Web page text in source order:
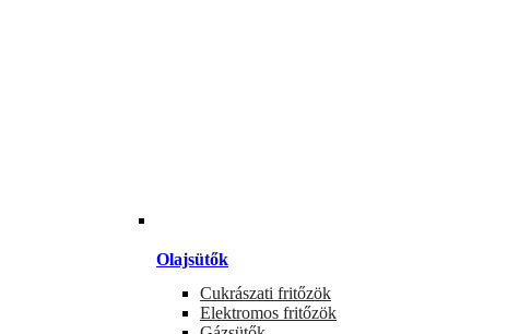
Olajsütők
Cukrászati fritőzök
Elektromos fritőzök